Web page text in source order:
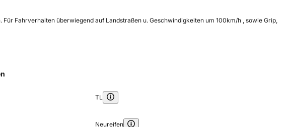
Fahrverhalten überwiegend auf Landstraßen u. Geschwindigkeiten um 100km/h , sowie Grip,
TL
Neureifen